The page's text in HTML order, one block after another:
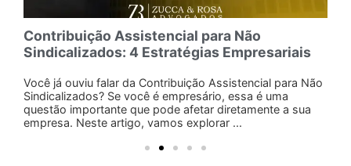
Contribuição Assistencial para Não
Sindicalizados: 4 Estratégias Empresariais
Você já ouviu falar da Contribuição Assistencial para Não
Sindicalizados? Se você é empresário, essa é uma
questão importante que pode afetar diretamente a sua
empresa. Neste artigo, vamos explorar ...